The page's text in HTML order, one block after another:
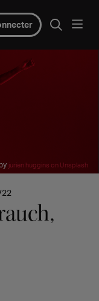
jurien huggins on Unsplash